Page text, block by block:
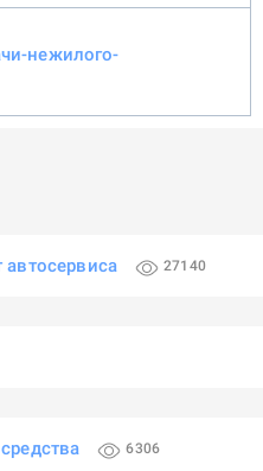
нежилого-
автосервиса 27140
6306